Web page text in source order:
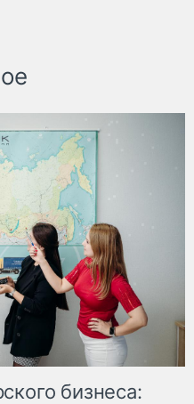
бизнеса: